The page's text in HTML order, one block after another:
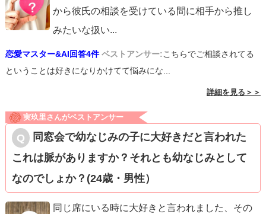
から彼氏の相談を受けている間に相手から推し
みたいな扱い...
恋愛マスター&AI回答4件 ベストアンサー:こちらでご相談されてる
ということは好きになりかけてて悩みにな...
詳細を見る＞＞
実玖里さんがベストアンサー
同窓会で幼なじみの子に大好きだと言われた
これは脈がありますか？それとも幼なじみとして
なのでしょか？(24歳・男性）
同じ席にいる時に大好きと言われました、その